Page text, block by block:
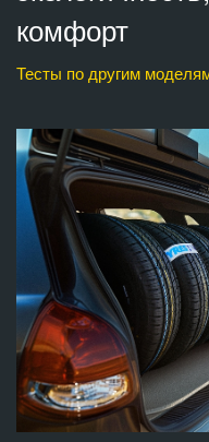
комфорт
Тесты по другим